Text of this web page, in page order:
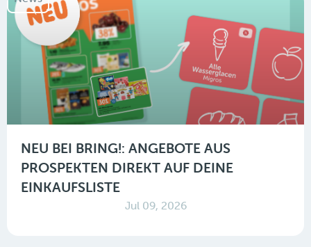
NEU BEI BRING!: ANGEBOTE AUS
PROSPEKTEN DIREKT AUF DEINE
EINKAUFSLISTE
Jul 09, 2026